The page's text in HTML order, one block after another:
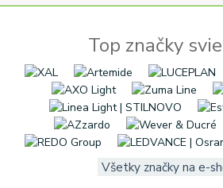
Top značky
Všetky značky na e-